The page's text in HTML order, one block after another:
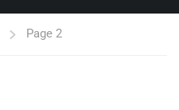
Page 2